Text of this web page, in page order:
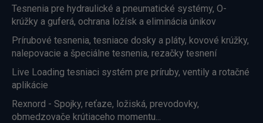
Tesnenia pre hydraulické a pneumatické systémy, O-
krúžky a guferá, ochrana ložísk a eliminácia únikov
Prírubové tesnenia, tesniace dosky a pláty, kovové krúžky,
nalepovacie a špeciálne tesnenia, rezačky tesnení
Live Loading tesniaci systém pre príruby, ventily a rotačné
aplikácie
Rexnord - Spojky, reťaze, ložiská, prevodovky,
obmedzovače krútiaceho momentu...